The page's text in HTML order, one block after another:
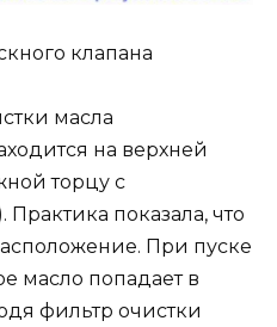
клапана
масла
на верхней
торцу с
показала, что
При пуске
масло попадает в
фильтр очистки